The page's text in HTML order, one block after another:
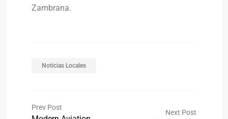
Zambrana.
Noticias Locales
Prev Post
Next Post